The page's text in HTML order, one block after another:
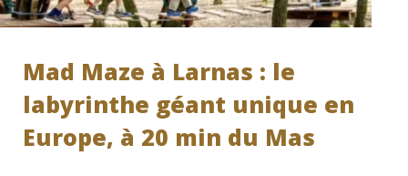
Mad Maze à Larnas : le
labyrinthe géant unique en
Europe, à 20 min du Mas